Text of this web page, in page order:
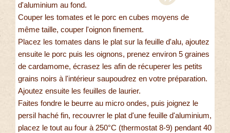
d'aluminium au fond.
Couper les tomates et le porc en cubes moyens de
même taille, couper l'oignon finement.
Placez les tomates dans le plat sur la feuille d'alu, ajoutez
ensuite le porc puis les oignons, prenez environ 5 graines
de cardamome, écrasez les afin de récuperer les petits
grains noirs à l'intérieur saupoudrez en votre préparation.
Ajoutez ensuite les feuilles de laurier.
Faites fondre le beurre au micro ondes, puis joignez le
persil haché fin, recouvrer le plat d'une feuille d'aluminium,
placez le tout au four à 250°C (thermostat 8-9) pendant 40